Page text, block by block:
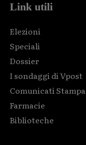
Link utili
Elezioni
Speciali
Dossier
I sondaggi di Vpost
Comunicati Stampa
Farmacie
Biblioteche